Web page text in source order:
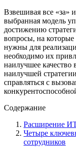
Взвешивая все «за»
выбранная модель
достижению
вопросы, на
нужны для
необходимо их
наилучшее качество
наилучшей
справляться с
Содержание
Расширение
Четыре
сотрудников